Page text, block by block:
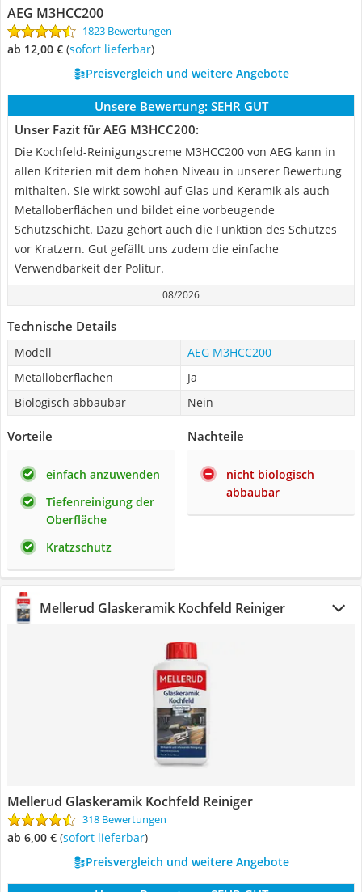
AEG M3HCC200
1823 Bewertungen
ab 12,00 € ( Sofort lieferbar)
Preisvergleich und weitere Angebote
Unsere Bewertung: SEHR GUT
Unser Fazit für AEG M3HCC200:
Die Kochfeld-Reinigungscreme M3HCC200 von AEG kann in
allen Kriterien mit dem hohen Niveau in unserer Bewertung
mithalten. Sie wirkt sowohl auf Glas und Keramik als auch
Metalloberflächen und bildet eine vorbeugende
Schutzschicht. Dazu gehört auch die Funktion des Schutzes
vor Kratzern. Gut gefällt uns zudem die einfache
Verwendbarkeit der Politur.
08/2026
Technische Details
Modell
AEG M3HCC200
Metalloberflächen
Ja
Biologisch abbaubar
Nein
Vorteile
einfach anzuwenden
Tiefenreinigung der
Oberfläche
Kratzschutz
Nachteile
nicht biologisch
abbaubar
Mellerud Glaskeramik Kochfeld Reiniger
Mellerud Glaskeramik Kochfeld Reiniger
318 Bewertungen
ab 6,00 € ( Sofort lieferbar)
Preisvergleich und weitere Angebote